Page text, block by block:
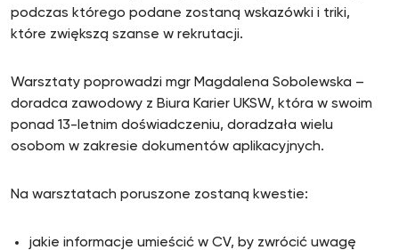
podczas którego podane zostaną wskazówki i triki,
które zwiększą szanse w rekrutacji.
Warsztaty poprowadzi mgr Magdalena Sobolewska –
doradca zawodowy z Biura Karier UKSW, która w swoim
ponad 13-letnim doświadczeniu, doradzała wielu
osobom w zakresie dokumentów aplikacyjnych.
Na warsztatach poruszone zostaną kwestie:
jakie informacje umieścić w CV, by zwrócić uwagę